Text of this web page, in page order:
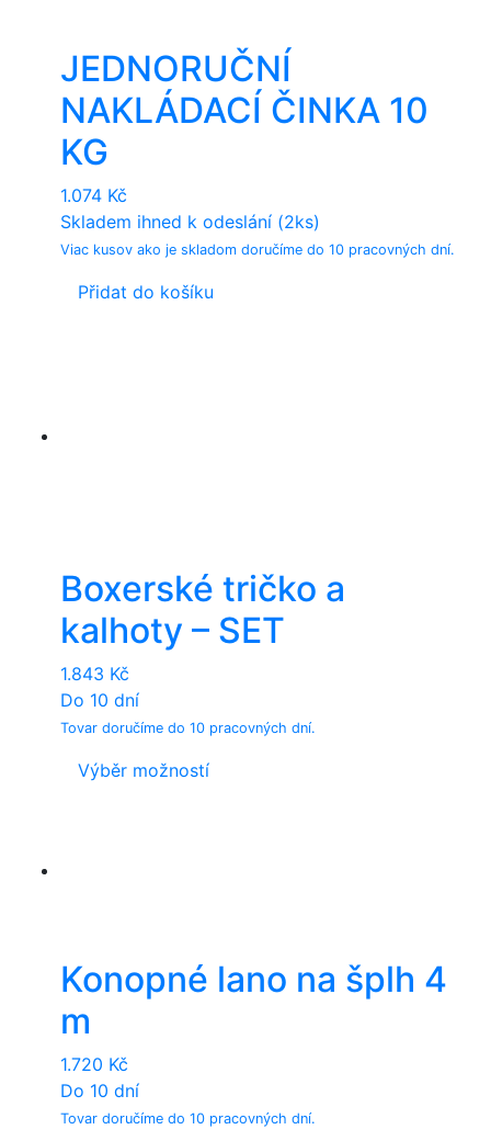
JEDNORUČNÍ
NAKLÁDACÍ ČINKA 10
KG
1.074 Kč
Skladem ihned k odeslání (2ks)
Viac kusov ako je skladom doručíme do 10 pracovných dní.
Přidat do košíku
Boxerské tričko a
kalhoty – SET
1.843 Kč
Do 10 dní
Tovar doručíme do 10 pracovných dní.
Výběr možností
be
page
Konopné lano na šplh 4
m
1.720 Kč
Do 10 dní
Tovar doručíme do 10 pracovných dní.